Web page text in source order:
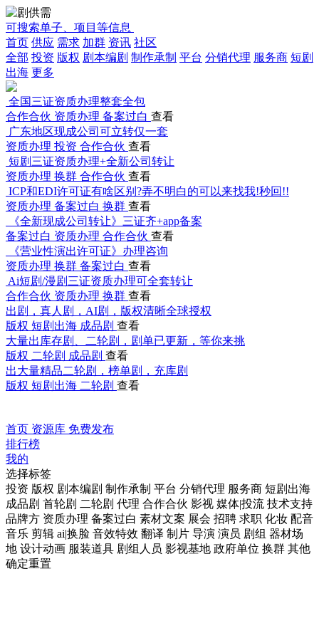
可搜索单子、项目等信息
首页 供应 需求 加群 资讯 社区
全部 投资 版权 剧本编剧 制作承制 平台 分销代理 服务商 短剧
出海 更多
全国三证资质办理整套全包
合作合伙 资质办理 备案过白 查看
广东地区现成公司可立转仅一套
资质办理 投资 合作合伙 查看
短剧三证资质办理+全新公司转让
资质办理 换群 合作合伙 查看
ICP和EDI许可证有啥区别?弄不明白的可以来找我!秒回!!
资质办理 备案过白 换群 查看
《全新现成公司转让》三证齐+app备案
备案过白 资质办理 合作合伙 查看
《营业性演出许可证》办理咨询
资质办理 换群 备案过白 查看
Ai短剧/漫剧三证资质办理可全套转让
合作合伙 资质办理 换群 查看
出剧，真人剧，AI剧，版权清晰全球授权
版权 短剧出海 成品剧 查看
大量出库存剧、二轮剧，剧单已更新，等你来挑
版权 二轮剧 成品剧 查看
出大量精品二轮剧，榜单剧，充库剧
版权 短剧出海 二轮剧 查看
首页 资源库 免费发布
排行榜
我的
选择标签
投资 版权 剧本编剧 制作承制 平台 分销代理 服务商 短剧出海
成品剧 首轮剧 二轮剧 代理 合作合伙 影视 媒体|投流 技术支持
品牌方 资质办理 备案过白 素材文案 展会 招聘 求职 化妆 配音
音乐 剪辑 ai|换脸 音效特效 翻译 制片 导演 演员 剧组 器材场
地 设计动画 服装道具 剧组人员 影视基地 政府单位 换群 其他
确定重置